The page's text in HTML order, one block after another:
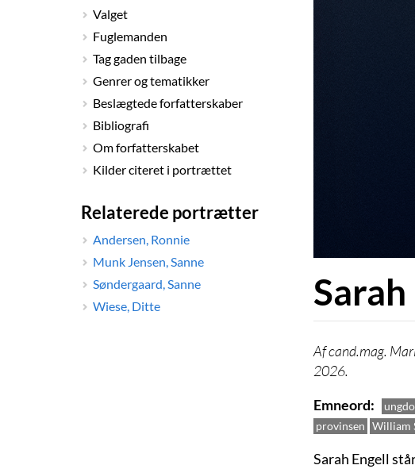
Valget
Fuglemanden
Tag gaden tilbage
Genrer og tematikker
Beslægtede forfatterskaber
Bibliografi
Om forfatterskabet
Kilder citeret i portrættet
Relaterede portrætter
Andersen, Ronnie
Munk Jensen, Sanne
Søndergaard, Sanne
Wiese, Ditte
cand.mag.
2026.
Emneord
provinsen William
Sarah Engell